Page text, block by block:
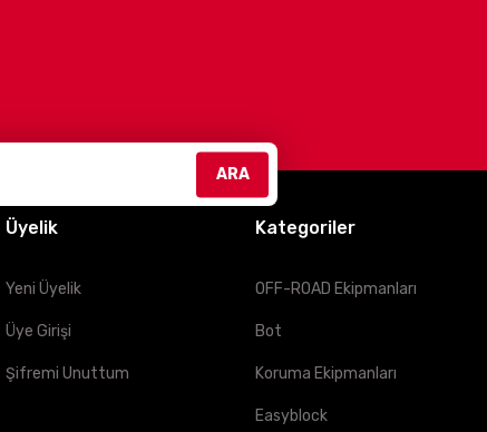
ARA
Üyelik
Yeni Üyelik
Üye Girişi
Şifremi Unuttum
Kategoriler
OFF-ROAD Ekipmanları
Bot
Koruma Ekipmanları
Easyblock